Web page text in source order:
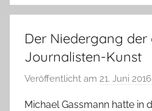
Der Niedergang der
Journalisten-Kunst
Veröffentlicht am 21. Juni 2016
Michael Gassmann hatte in